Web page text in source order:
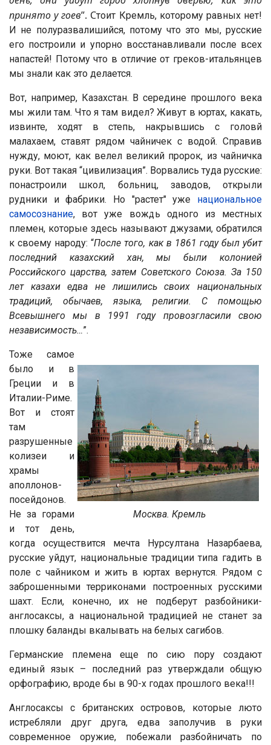
принято у гоев”. Стоит Кремль, которому равных нет!
И не полуразвалишийся, потому что это мы, русские
его построили и упорно восстанавливали после всех
напастей! Потому что в отличие от греков-итальянцев
мы знали как это делается.
Вот, например, Казахстан. В середине прошлого века
мы жили там. Что я там видел? Живут в юртах, какать,
извинте, ходят в степь, накрывшись с головй
малахаем, ставят рядом чайничек с водой. Справив
нужду, моют, как велел великий пророк, из чайничка
руки. Вот такая “цивилизация”. Ворвались туда русские:
понастроили школ, больниц, заводов, открыли
рудники и фабрики. Но "растет" уже национальное
самосознание, вот уже вождь одного из местных
племен, которые здесь называют джузами, обратился
к своему народу: “После того, как в 1861 году был убит
последний казахский хан, мы были колонией
Российского царства, затем Советского Союза. За 150
лет казахи едва не лишились своих национальных
традиций, обычаев, языка, религии. С помощью
Всевышнего мы в 1991 году провозгласили свою
независимость…”.
Москва. Кремль
Тоже самое
было и в
Греции и в
Италии-Риме.
Вот и стоят
там
разрушенные
колизеи и
храмы
аполлонов-
посейдонов.
Не за горами
и тот день,
когда осуществится мечта Нурсултана Назарбаева,
русские уйдут, национальные традиции типа гадить в
поле с чайником и жить в юртах вернутся. Рядом с
заброшенными терриконами построенных русскими
шахт. Если, конечно, их не подберут разбойники-
англосаксы, а национальной традицией не станет за
плошку баланды вкалывать на белых сагибов.
Германские племена еще по сию пору создают
единый язык – последний раз утверждали общую
орфографию, вроде бы в 90-х годах прошлого века!!!
Англосаксы с британских островов, которые люто
истребляли друг друга, едва заполучив в руки
современное оружие, побежали разбойничать по